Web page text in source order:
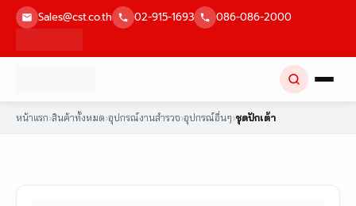
Skip
Sales@cst.co.th 02-915-1693 086-086-2000
หน้าแรก›สินค้าทั้งหมด›อุปกรณ์งานสำรวจ›อุปกรณ์อื่นๆ›ชุดปักเต้า